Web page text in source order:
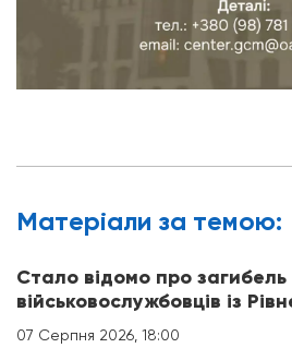
Матерiали за темою:
Стало відомо про загибель
військовослужбовців із
07 Серпня 2026, 18:00